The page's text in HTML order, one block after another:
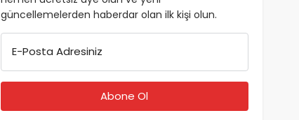
güncellemelerden haberdar olan ilk kişi olun.
E-Posta Adresiniz